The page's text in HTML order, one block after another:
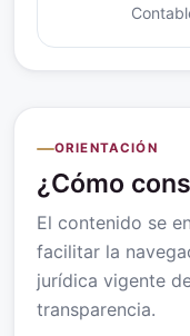
ORIENTACIÓN
¿Cómo
El contenido se
facilitar la
jurídica vigente
transparencia.